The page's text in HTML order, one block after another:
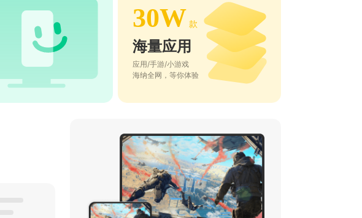
30W 款
海量应用
应用/手游/小游戏
海纳全网，等你体验